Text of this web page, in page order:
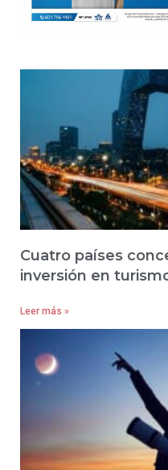
Cuatro países
inversión en
Leer más »